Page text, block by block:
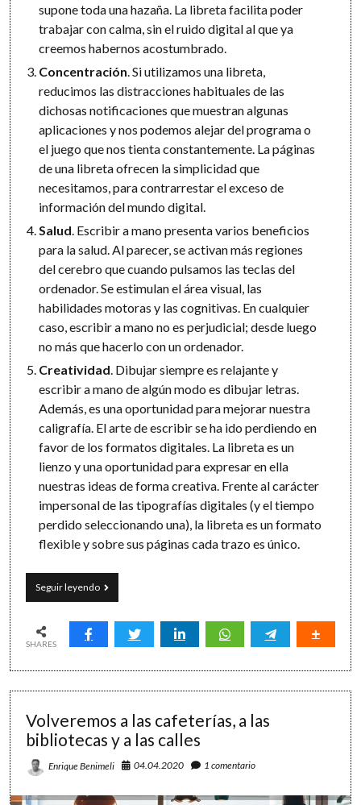
supone toda una hazaña. La libreta facilita poder
trabajar con calma, sin el ruido digital al que ya
creemos habernos acostumbrado.
Concentración . Si utilizamos una libreta,
reducimos las distracciones habituales de las
dichosas notificaciones que muestran algunas
aplicaciones y nos podemos alejar del programa o
el juego que nos tienta constantemente. La páginas
de una libreta ofrecen la simplicidad que
necesitamos, para contrarrestar el exceso de
información del mundo digital.
Salud . Escribir a mano presenta varios beneficios
para la salud. Al parecer, se activan más regiones
del cerebro que cuando pulsamos las teclas del
ordenador. Se estimulan el área visual, las
habilidades motoras y las cognitivas. En cualquier
caso, escribir a mano no es perjudicial; desde luego
no más que hacerlo con un ordenador.
Creatividad . Dibujar siempre es relajante y
escribir a mano de algún modo es dibujar letras.
Además, es una oportunidad para mejorar nuestra
caligrafía. El arte de escribir se ha ido perdiendo en
favor de los formatos digitales. La libreta es un
lienzo y una oportunidad para expresar en ella
nuestras ideas de forma creativa. Frente al carácter
impersonal de las tipografías digitales (y el tiempo
perdido seleccionando una), la libreta es un formato
flexible y sobre sus páginas cada trazo es único.
Seguir leyendoElogio
del
ventajas
anotar
libreta
SHARES
Volveremos a las cafeterías, a las
bibliotecas y a las calles
Enrique Benimeli 04.04.2020 1 comentario